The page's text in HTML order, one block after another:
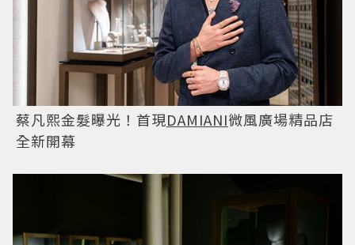
蔡凡熙金髮曝光！首現DAMIANI微風廣場精品店
全新開幕